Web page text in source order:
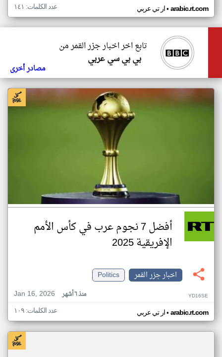
ار تي عربي• arabic.rt.com عدد الكلمات: ١٤١
تابع اخر اخبار جزر القمر من
بي بي سي عربي
مصادر أخرى
أفضل 7 نجوم عرب في كأس الأمم
الإفريقية 2025
اخبار جزر القمر
Politics
Jan 16, 2026
منذ ٦ أشهر YD16SE
ار تي عربي• arabic.rt.com عدد الكلمات: ١٠٩